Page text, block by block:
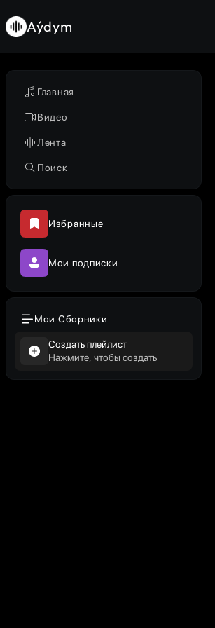
Главная
Видео
Лента
Поиск
Избранные
Мои подписки
Мои Сборники
Создать плейлист
Нажмите, чтобы создать
Aýdym